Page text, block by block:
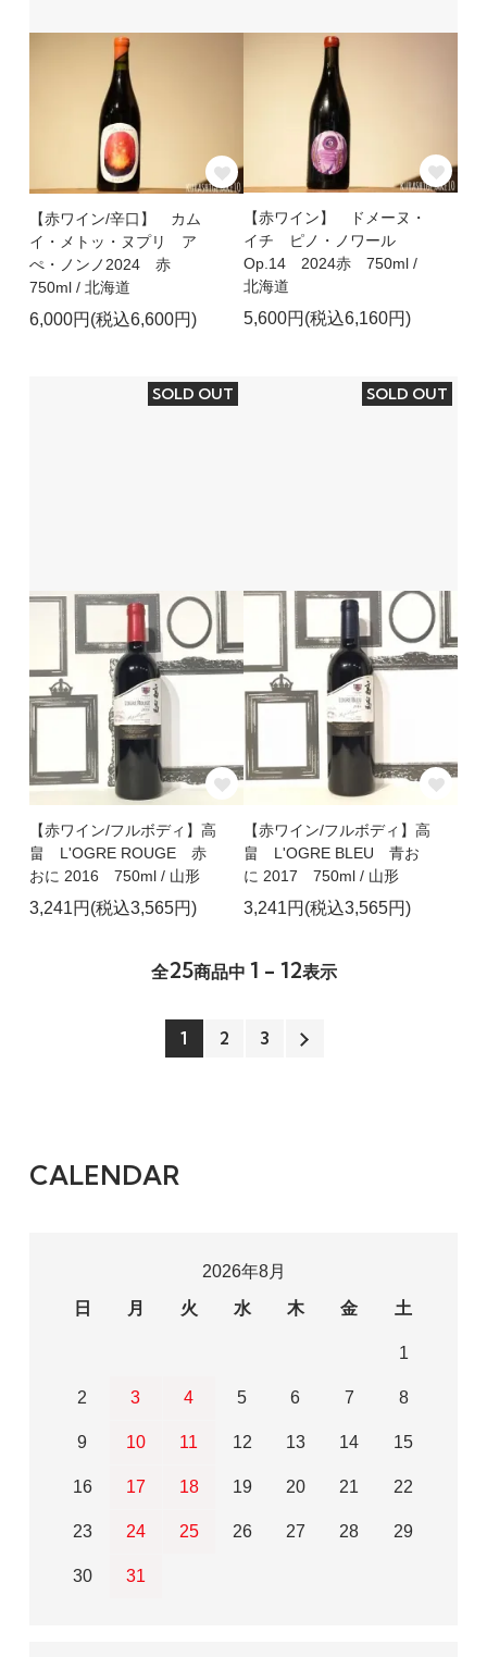
【赤ワイン/辛口】 カム
イ・メトッ・ヌプリ ア
ぺ・ノンノ2024 赤
750ml / 北海道
6,000円(税込6,600円)
【赤ワイン】 ドメーヌ・
イチ ピノ・ノワール
Op.14 2024赤 750ml /
北海道
5,600円(税込6,160円)
SOLD OUT
【赤ワイン/フルボディ】高
畠 L'OGRE ROUGE 赤
おに 2016 750ml / 山形
3,241円(税込3,565円)
SOLD OUT
【赤ワイン/フルボディ】高
畠 L'OGRE BLEU 青お
に 2017 750ml / 山形
3,241円(税込3,565円)
全25商品中 1 - 12表示
1 2 3
CALENDAR
2026年8月
日
月 火 水 木 金 土
1
2 3 4 5 6 7 8
9 10 11 12 13 14 15
16 17 18 19 20 21 22
23 24 25 26 27 28 29
30 31